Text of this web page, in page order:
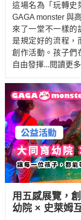
這場名為「玩轉史
GAGA monster 與
來了一堂不一樣
是規定好的流程，
創作活動。孩子們
自由發揮...閱讀更多
用五感展覽，
幼院 × 史萊姆